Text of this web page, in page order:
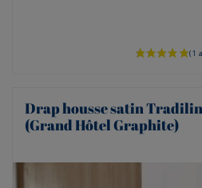
Drap housse satin
(Grand Hôtel Graphite)